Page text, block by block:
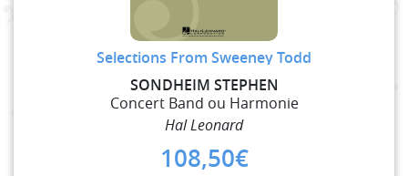
Selections From Sweeney Todd
SONDHEIM STEPHEN
Concert Band ou Harmonie
Hal Leonard
108,50€